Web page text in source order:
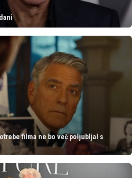
filma ne bo več poljubljal s